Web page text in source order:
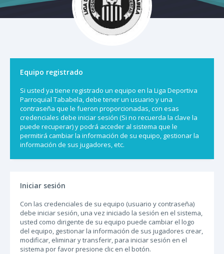
Equipo registrado
Si usted ya tiene registrado un equipo en la Liga Deportiva
Parroquial Tababela, debe tener un usuario y una
contraseña que le fueron proporcionadas, con esas
credenciales debe iniciar sesión (Si no recuerda la clave la
puede recuperar) y podrá acceder al sistema que le
permitirá cambiar la información de su equipo, gestionar la
información de sus jugadores, etc.
Iniciar sesión
Con las credenciales de su equipo (usuario y contraseña)
debe iniciar sesión, una vez iniciado la sesión en el sistema,
usted como dirigente de su equipo puede cambiar el logo
del equipo, gestionar la información de sus jugadores crear,
modificar, eliminar y transferir, para iniciar sesión en el
sistema por favor presione clic en el botón.